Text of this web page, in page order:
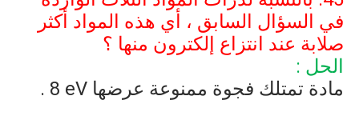
في السؤال السابق ، أي هذه المواد أكثر
صلابة عند انتزاع إلكترون منها ؟
الحل :
مادة تمتلك فجوة ممنوعة عرضها 8 eV
.